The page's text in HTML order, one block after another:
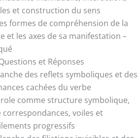
et construction du sens
formes de compréhension de la
et les axes de sa manifestation –
et Réponses
des reflets symboliques et des
cachées du verbe
comme structure symbolique,
correspondances, voiles et
progressifs